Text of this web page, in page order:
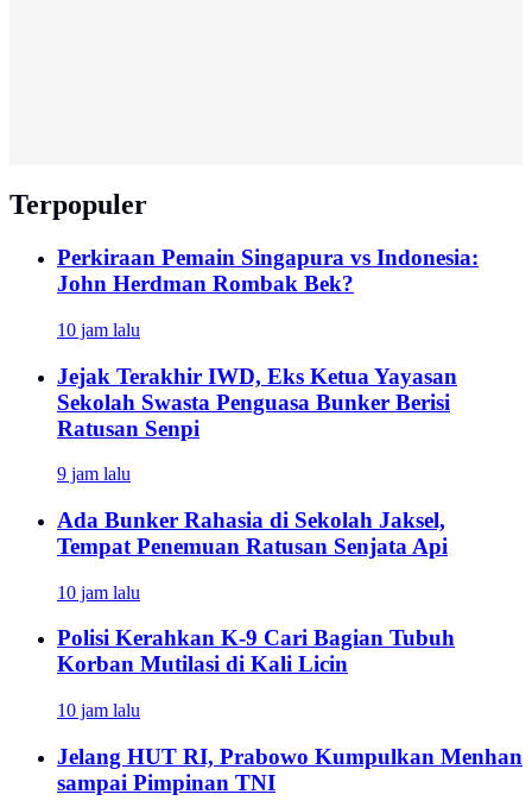
Terpopuler
Perkiraan Pemain Singapura vs Indonesia:
John Herdman Rombak Bek?
10 jam lalu
Jejak Terakhir IWD, Eks Ketua Yayasan
Sekolah Swasta Penguasa Bunker Berisi
Ratusan Senpi
9 jam lalu
Ada Bunker Rahasia di Sekolah Jaksel,
Tempat Penemuan Ratusan Senjata Api
10 jam lalu
Polisi Kerahkan K-9 Cari Bagian Tubuh
Korban Mutilasi di Kali Licin
10 jam lalu
Jelang HUT RI, Prabowo Kumpulkan Menhan
sampai Pimpinan TNI